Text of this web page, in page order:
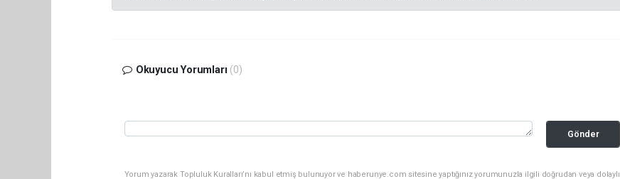
Okuyucu Yorumları (0)
Gönder
Yorum yazarak Topluluk Kuralları’nı kabul etmiş bulunuyor ve haberunye.com sitesine yaptığınız yorumunuzla ilgili doğrudan veya dolaylı